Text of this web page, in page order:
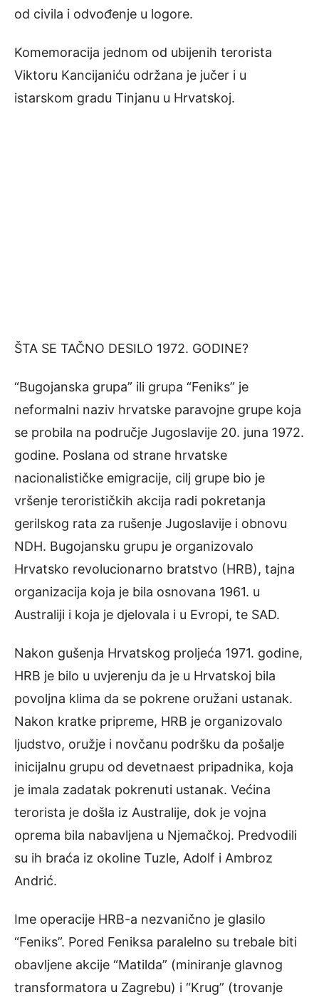
od civila i odvođenje u logore.
Komemoracija jednom od ubijenih terorista
Viktoru Kancijaniću održana je jučer i u
istarskom gradu Tinjanu u Hrvatskoj.
ŠTA SE TAČNO DESILO 1972. GODINE?
“Bugojanska grupa” ili grupa “Feniks” je
neformalni naziv hrvatske paravojne grupe koja
se probila na područje Jugoslavije 20. juna 1972.
godine. Poslana od strane hrvatske
nacionalističke emigracije, cilj grupe bio je
vršenje terorističkih akcija radi pokretanja
gerilskog rata za rušenje Jugoslavije i obnovu
NDH. Bugojansku grupu je organizovalo
Hrvatsko revolucionarno bratstvo (HRB), tajna
organizacija koja je bila osnovana 1961. u
Australiji i koja je djelovala i u Evropi, te SAD.
Nakon gušenja Hrvatskog proljeća 1971. godine,
HRB je bilo u uvjerenju da je u Hrvatskoj bila
povoljna klima da se pokrene oružani ustanak.
Nakon kratke pripreme, HRB je organizovalo
ljudstvo, oružje i novčanu podršku da pošalje
inicijalnu grupu od devetnaest pripadnika, koja
je imala zadatak pokrenuti ustanak. Većina
terorista je došla iz Australije, dok je vojna
oprema bila nabavljena u Njemačkoj. Predvodili
su ih braća iz okoline Tuzle, Adolf i Ambroz
Andrić.
Ime operacije HRB-a nezvanično je glasilo
“Feniks”. Pored Feniksa paralelno su trebale biti
obavljene akcije “Matilda” (miniranje glavnog
transformatora u Zagrebu) i “Krug” (trovanje